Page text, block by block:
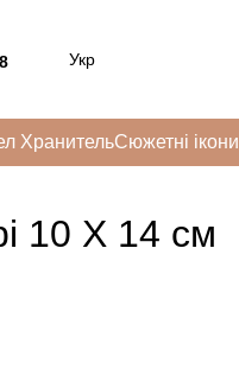
Укр
ХранительСюжетні ікони
10 Х 14 см